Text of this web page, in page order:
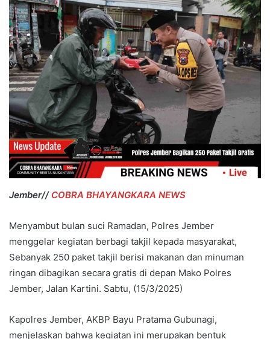
Jember// COBRA BHAYANGKARA NEWS
Menyambut bulan suci Ramadan, Polres Jember
menggelar kegiatan berbagi takjil kepada masyarakat,
Sebanyak 250 paket takjil berisi makanan dan minuman
ringan dibagikan secara gratis di depan Mako Polres
Jember, Jalan Kartini. Sabtu, (15/3/2025)
Kapolres Jember, AKBP Bayu Pratama Gubunagi,
menjelaskan bahwa kegiatan ini merupakan bentuk